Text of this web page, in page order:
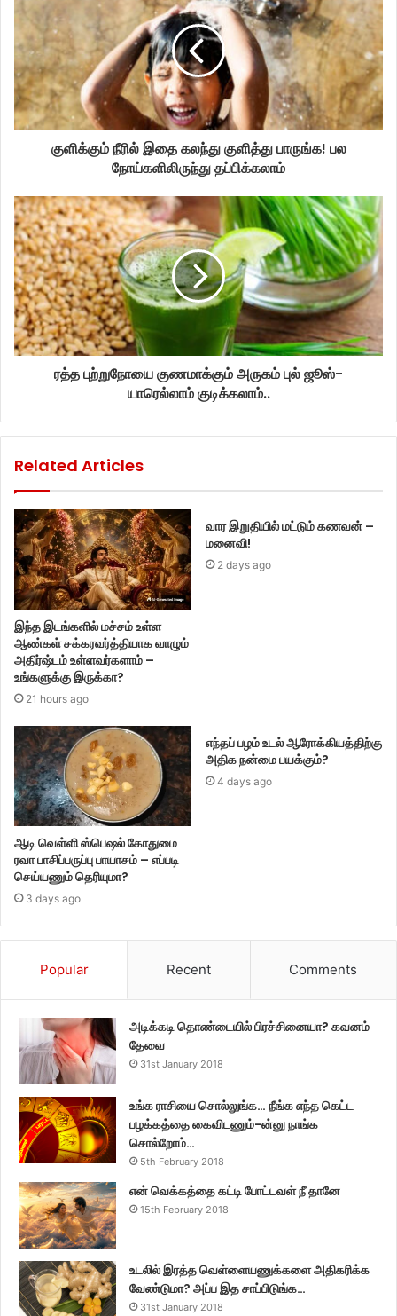
குளிக்கும் நீரில் இதை கலந்து குளித்து பாருங்க! பல
நோய்களிலிருந்து தப்பிக்கலாம்
ரத்த புற்றுநோயை குணமாக்கும் அருகம் புல் ஜூஸ்-
யாரெல்லாம் குடிக்கலாம்..
Related Articles
இந்த இடங்களில் மச்சம் உள்ள
ஆண்கள் சக்கரவர்த்தியாக வாழும்
அதிர்ஷ்டம் உள்ளவர்களாம் –
உங்களுக்கு இருக்கா?
21 hours ago
வார இறுதியில் மட்டும் கணவன் –
மனைவி!
2 days ago
ஆடி வெள்ளி ஸ்பெஷல் கோதுமை
ரவா பாசிப்பருப்பு பாயாசம் – எப்படி
செய்யணும் தெரியுமா?
3 days ago
எந்தப் பழம் உடல் ஆரோக்கியத்திற்கு
அதிக நன்மை பயக்கும்?
4 days ago
Popular Recent Comments
அடிக்கடி தொண்டையில் பிரச்சினையா? கவனம்
தேவை
31st January 2018
உங்க ராசியை சொல்லுங்க… நீங்க எந்த கெட்ட
பழக்கத்தை கைவிடணும்-ன்னு நாங்க
சொல்றோம்…
5th February 2018
என் வெக்கத்தை கட்டி போட்டவள் நீ தானே
15th February 2018
உடலில் இரத்த வெள்ளையணுக்களை அதிகரிக்க
வேண்டுமா? அப்ப இத சாப்பிடுங்க…
31st January 2018